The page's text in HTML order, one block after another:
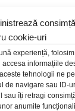
cookie-uri
experiență,
informațiile
tehnologii ne
de navigare sau ID-
sau îți retragi
anumite